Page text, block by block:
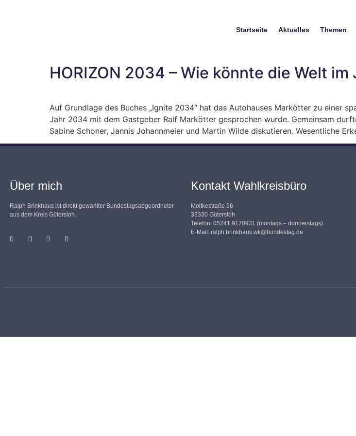
Startseite Aktuelles Themen
HORIZON 2034 – Wie könnte die Welt
Auf Grundlage des Buches „Ignite 2034“ hat das Autohauses Markötter zu einer
Jahr 2034 mit dem Gastgeber Ralf Markötter gesprochen wurde. Gemeinsam
Sabine Schoner, Jannis Johannmeier und Martin Wilde diskutieren. Wesentliche
Über mich
Ralph Brinkhaus ist direkt gewählter Bundestagsabgeordneter
aus dem Kreis Gütersloh.
Kontakt Wahlkreisbüro
Moltkestraße 56
33330 Gütersloh
Telefon: 05241 9170931 (montags – donnerstags)
E-Mail:ralph.brinkhaus.wk@bundestag.de